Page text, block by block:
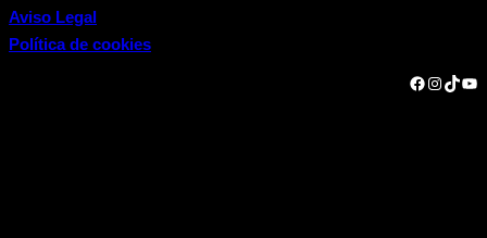
Aviso Legal
Política de cookies
Facebook Instagram TikTok YouTube